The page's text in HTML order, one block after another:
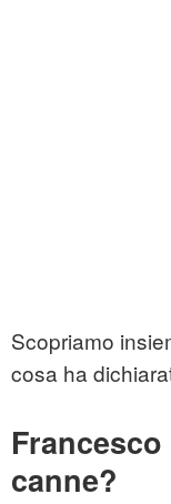
Scopriamo
cosa ha
canne?